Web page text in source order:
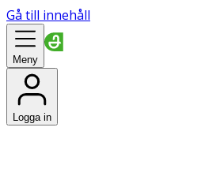
Gå till innehåll
Meny
Logga in